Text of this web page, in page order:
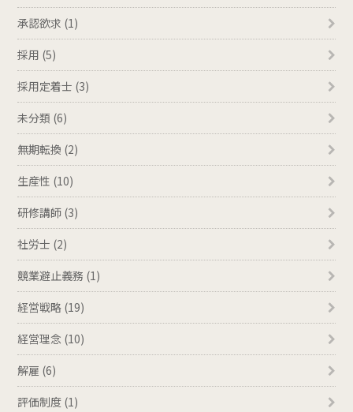
承認欲求 (1)
採用 (5)
採用定着士 (3)
未分類 (6)
無期転換 (2)
生産性 (10)
研修講師 (3)
社労士 (2)
競業避止義務 (1)
経営戦略 (19)
経営理念 (10)
解雇 (6)
評価制度 (1)